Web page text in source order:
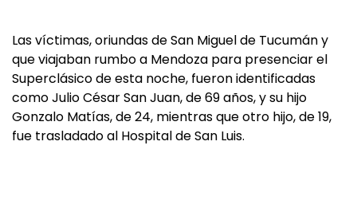
Las víctimas, oriundas de San Miguel de Tucumán y
que viajaban rumbo a Mendoza para presenciar el
Superclásico de esta noche, fueron identificadas
como Julio César San Juan, de 69 años, y su hijo
Gonzalo Matías, de 24, mientras que otro hijo, de 19,
fue trasladado al Hospital de San Luis.